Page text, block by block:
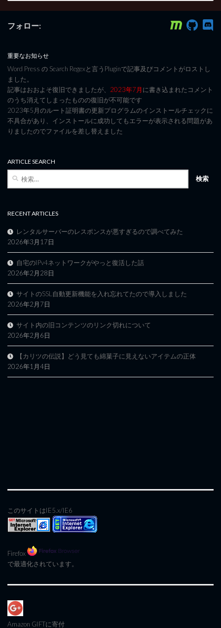
フォロー:
重要なお知らせ
Word Press の Search Regexと言うPluginで記事及びコメントがロストし
ました。
記事はおおよそ復旧できましたが、 2023年7月に書き込まれたコメント
のうち消えてしまったものの復旧が不可能です
2023年5月のルート証明書の更新プログラムのインストールチェックに
不具合があり、インストールに成功してもエラーが表示される問題があ
りましたのでファイルを差し替えました
ARTICLE SEARCH
RECENT ARTICLES
レンタルサーバーのレスポンスが悪すぎるので調べてみた
2026年3月17日
自宅のIPv4ネットワークがやっと復活した話
2026年2月28日
サイトのSSL自動更新機能を入れ忘れてたので導入しました
2026年2月7日
サイト内の旧コンテンツのリンク切れについて
2026年2月6日
【カリツの伝説】どう見ても綿菓子に見えないアイテムの正体
2026年1月4日
このサイトはIE5.x/IE6
Firefox
で最適化されています。
Amazon GIFTに寄付